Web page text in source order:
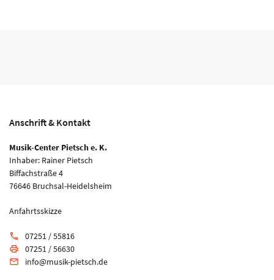
Anschrift & Kontakt
Musik-Center Pietsch e. K.
Inhaber: Rainer Pietsch
Biffachstraße 4
76646 Bruchsal-Heidelsheim
Anfahrtsskizze
phone 07251 / 55816
print 07251 / 56630
email info@musik-pietsch.de